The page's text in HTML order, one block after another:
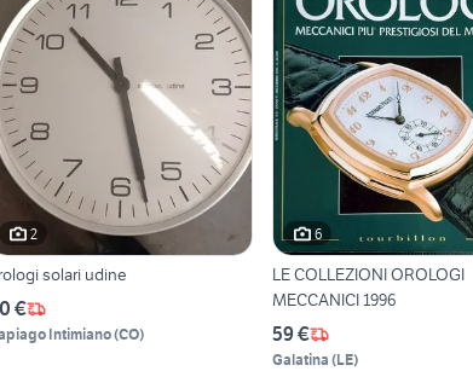
2
solari udine
€
Intimiano(CO)
6
LE COLLEZIONI OROLOGI
MECCANICI 1996
59 €
Galatina (LE)